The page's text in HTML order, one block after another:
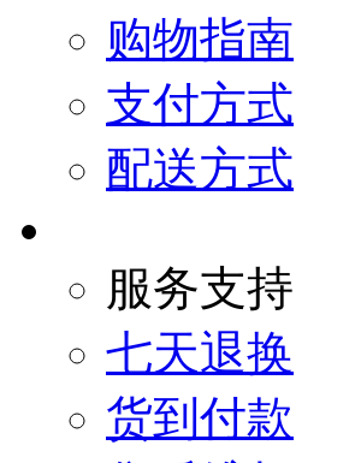
购物指南
支付方式
配送方式
服务支持
七天退换
货到付款